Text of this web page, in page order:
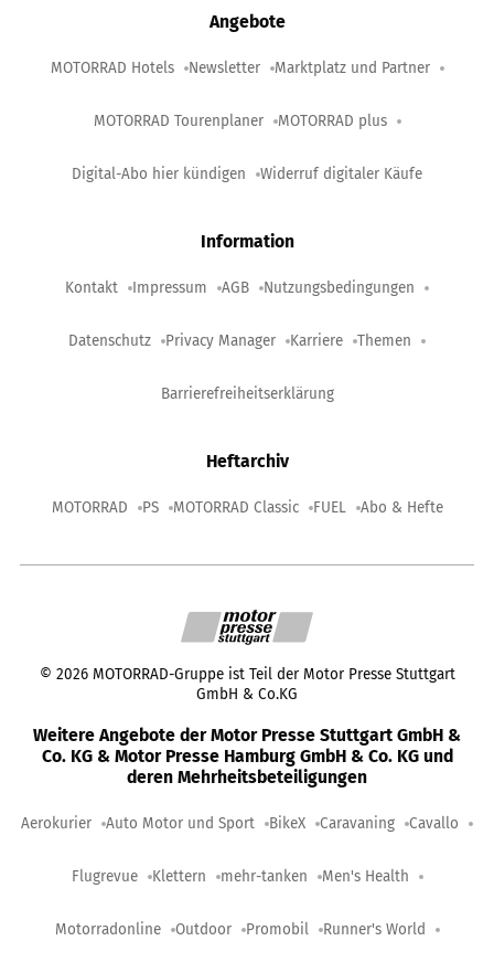
Angebote
MOTORRAD Hotels Newsletter Marktplatz und Partner
MOTORRAD Tourenplaner MOTORRAD plus
Digital-Abo hier kündigen Widerruf digitaler Käufe
Information
Kontakt Impressum AGB Nutzungsbedingungen
Datenschutz Privacy Manager Karriere Themen
Barrierefreiheitserklärung
Heftarchiv
MOTORRAD PS MOTORRAD Classic FUEL Abo & Hefte
© 2026 MOTORRAD-Gruppe ist Teil der Motor Presse Stuttgart
GmbH & Co.KG
Weitere Angebote der Motor Presse Stuttgart GmbH &
Co. KG & Motor Presse Hamburg GmbH & Co. KG und
deren Mehrheitsbeteiligungen
Aerokurier Auto Motor und Sport BikeX Caravaning Cavallo
Flugrevue Klettern mehr-tanken Men's Health
Motorradonline Outdoor Promobil Runner's World